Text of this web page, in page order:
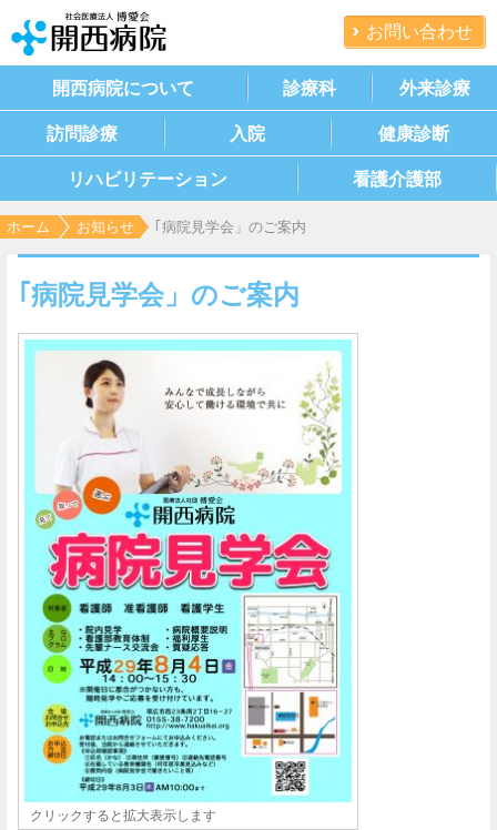
お問い合わせ
開西病院について 診療科 外来診療
訪問診療 入院 健康診断
リハビリテーション 看護介護部
ホーム お知らせ ｢病院見学会」のご案内
｢病院見学会」のご案内
クリックすると拡大表示します